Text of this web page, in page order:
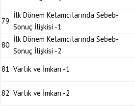
79
İlk Dönem Kelamcılarında Sebeb-
Sonuç İlişkisi -1
80
İlk Dönem Kelamcılarında Sebeb-
Sonuç İlişkisi -2
81 Varlık ve İmkan -1
82 Varlık ve İmkan -2